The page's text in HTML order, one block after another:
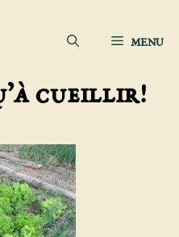
MENU
cueillir!